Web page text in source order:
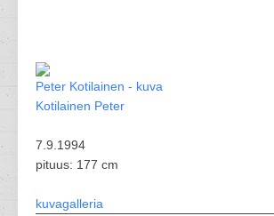
Kotilainen Peter
7.9.1994
pituus: 177 cm
kuvagalleria